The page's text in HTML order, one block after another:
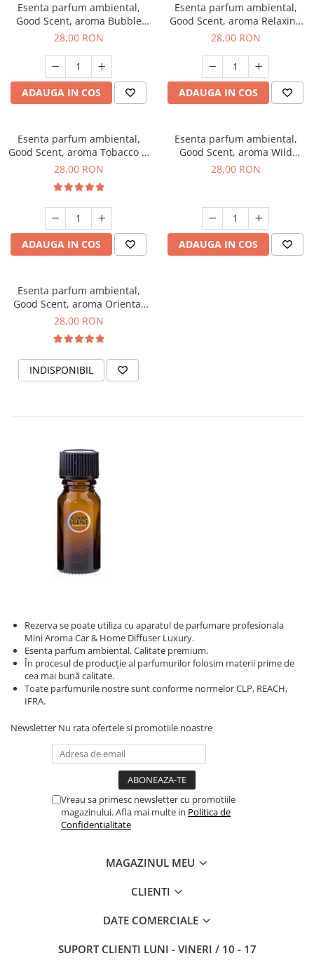
Esenta parfum ambiental,
Good Scent, aroma Bubble
Gum, 20 g
28,00 RON
ADAUGA IN COS
Esenta parfum ambiental,
Good Scent, aroma Relaxing
Lavender, 20 g
28,00 RON
ADAUGA IN COS
Esenta parfum ambiental,
Good Scent, aroma Tobacco &
Vanilla, 20 g
28,00 RON
ADAUGA IN COS
Esenta parfum ambiental,
Good Scent, aroma Wild
Sailor, 20 g
28,00 RON
ADAUGA IN COS
Esenta parfum ambiental,
Good Scent, aroma Oriental
Amber, 20 g
28,00 RON
INDISPONIBIL
Rezerva se poate utiliza cu aparatul de parfumare profesionala
Mini Aroma Car & Home Diffuser Luxury.
Esenta parfum ambiental. Calitate premium.
În procesul de producție al parfumurilor folosim materii prime de
cea mai bună calitate.
Toate parfumurile nostre sunt conforme normelor CLP, REACH,
IFRA.
Newsletter Nu rata ofertele si promotiile noastre
Vreau sa primesc newsletter cu promotiile
magazinului. Afla mai multe in Politica de
Confidentialitate
MAGAZINUL MEU
CLIENTI
DATE COMERCIALE
SUPORT CLIENTI LUNI - VINERI / 10 - 17